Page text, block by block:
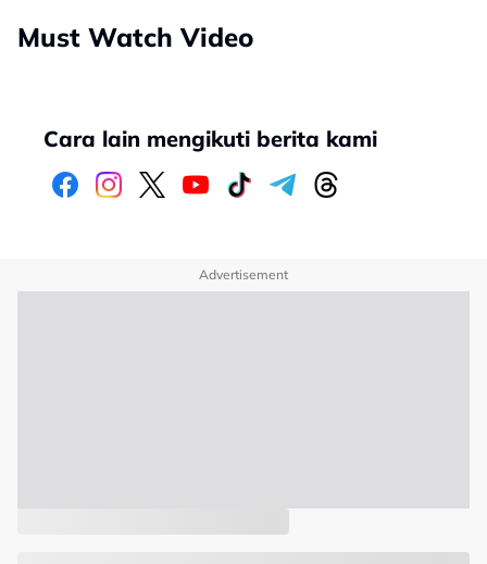
Must Watch Video
Cara lain mengikuti berita kami
Advertisement